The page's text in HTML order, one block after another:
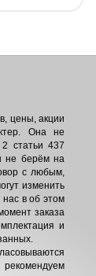
цены, акции
Она не
статьи 437
не берём на
с любым,
изменить
нас в об этом
заказа
и